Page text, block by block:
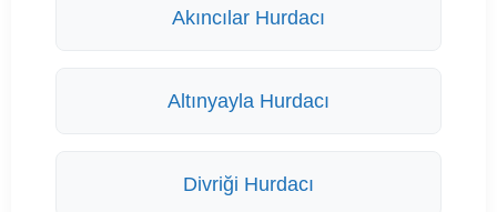
Akıncılar Hurdacı
Altınyayla Hurdacı
Divriği Hurdacı